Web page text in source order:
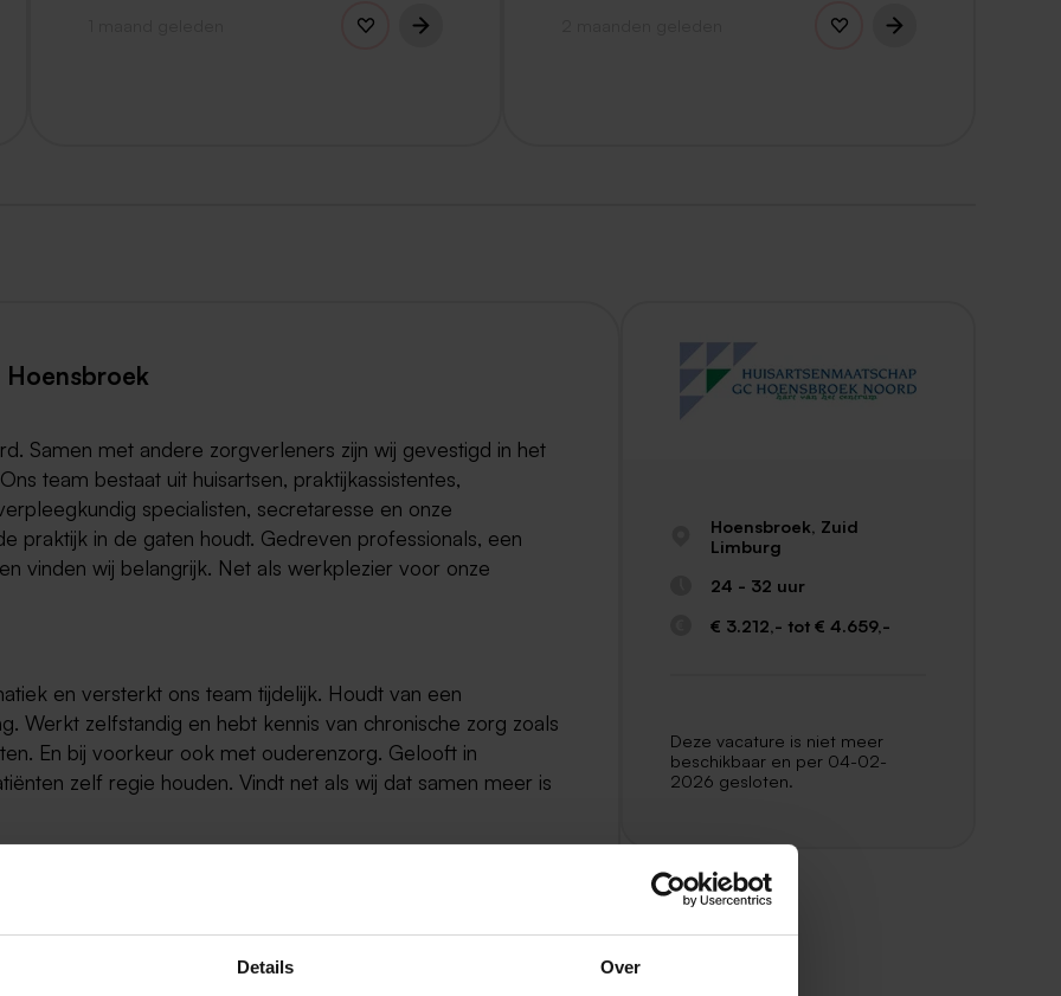
Details Over
Samen met andere zorgverleners zijn wij gevestigd in het
team bestaat uit huisartsen, praktijkassistentes,
specialisten, secretaresse en onze
praktijk in de gaten houdt. Gedreven professionals, een
vinden wij belangrijk. Net als werkplezier voor onze
en versterkt ons team tijdelijk. Houdt van een
Werkt zelfstandig en hebt kennis van chronische zorg zoals
En bij voorkeur ook met ouderenzorg. Gelooft in
zelf regie houden. Vindt net als wij dat samen meer is
Worden blij van eigen initiatief en het denken in
voor ontwikkeling. Bieden goede arbeidsvoorwaarden
arbeidsvoorwaarden. Genieten van sociale uitjes
Hoensbroek, Zuid
Limburg
24 - 32 uur
€ 3.212,- tot € 4.659,-
Deze vacature is niet meer
beschikbaar en per 04-02-
2026 gesloten.